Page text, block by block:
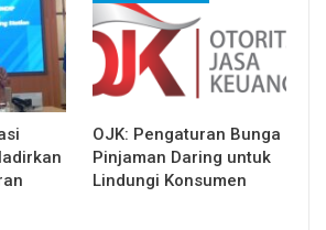
OJK: Pengaturan Bunga
Pinjaman Daring untuk
Lindungi Konsumen